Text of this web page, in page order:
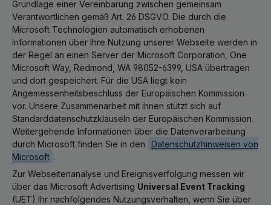
Grundlage einer Vereinbarung zwischen gemeinsam
Verantwortlichen gemäß Art. 26 DSGVO. Die durch die
Microsoft Technologien automatisch erhobenen
Informationen über Ihre Nutzung unserer Webseite werden in
der Regel an einen Server der Microsoft Corporation, One
Microsoft Way, Redmond, WA 98052-6399, USA übertragen
und dort gespeichert. Für die USA liegt kein
Angemessenheitsbeschluss der Europäischen Kommission
vor. Unsere Zusammenarbeit mit ihnen stützt sich auf
Standarddatenschutzklauseln der Europäischen Kommission.
Weitergehende Informationen über die Datenverarbeitung
durch Microsoft finden Sie in den
Datenschutzhinweisen von
Microsoft .
Zur Webseitenanalyse und Ereignisverfolgung messen wir
über das Microsoft Advertising Universal Event Tracking
(UET) Ihr nachfolgendes Nutzungsverhalten, wenn Sie über